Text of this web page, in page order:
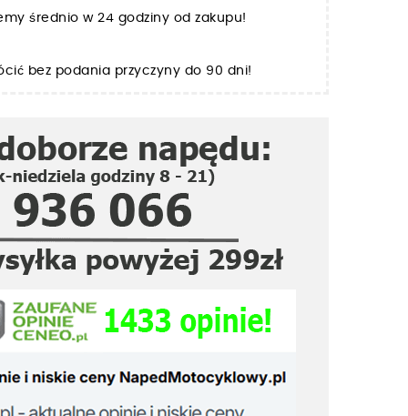
średnio w 24 godziny od zakupu!
bez podania przyczyny do 90 dni!